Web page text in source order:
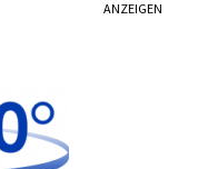
ANZEIGEN